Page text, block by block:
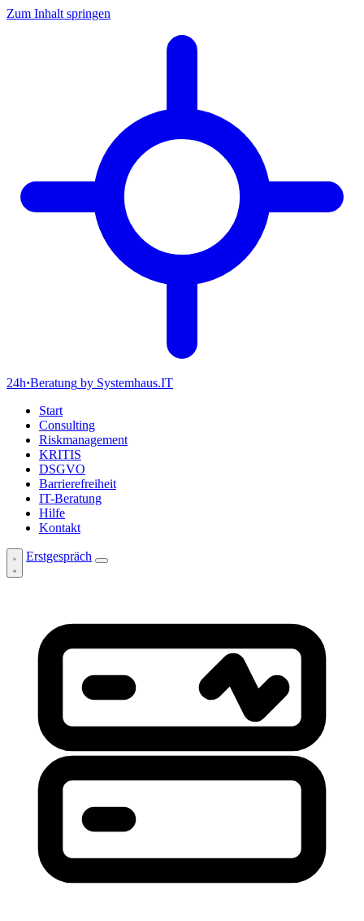
Zum Inhalt springen
24h·Beratung by Systemhaus.IT
Start
Consulting
Riskmanagement
KRITIS
DSGVO
Barrierefreiheit
IT-Beratung
Hilfe
Kontakt
Erstgespräch